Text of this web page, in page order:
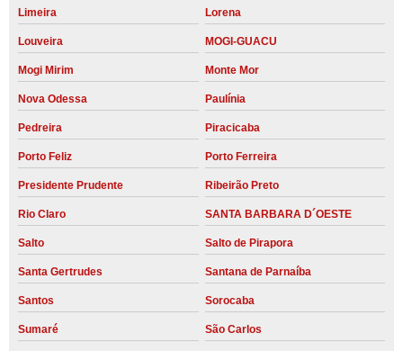
Limeira Lorena
Louveira MOGI-GUACU
Mogi Mirim Monte Mor
Nova Odessa Paulínia
Pedreira Piracicaba
Porto Feliz Porto Ferreira
Presidente Prudente Ribeirão Preto
Rio Claro SANTA BARBARA D´OESTE
Salto Salto de Pirapora
Santa Gertrudes Santana de Parnaíba
Santos Sorocaba
Sumaré São Carlos